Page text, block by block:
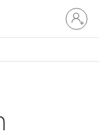
Iniciar
sesión
en
cuenta